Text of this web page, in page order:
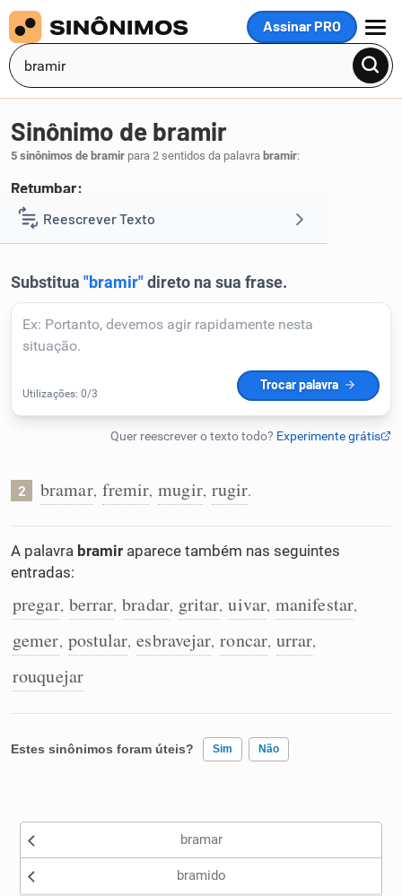
Assinar PRO
MENU
Reescrever Texto
Corrigir Texto
Humanizador de IA
Conexões
Caça-palavras
Sinônimo de bramir
5 sinônimos de bramir para 2 sentidos da palavra bramir:
Retumbar:
1 romper.
2 bramar, fremir, mugir, rugir.
A palavra bramir aparece também nas seguintes
entradas:
pregar, berrar, bradar, gritar, uivar, manifestar,
gemer, postular, esbravejar, roncar, urrar,
rouquejar
Estes sinônimos foram úteis? Sim Não
Nenhum dos sinônimos apresentados me ajudou
bramar
bramido